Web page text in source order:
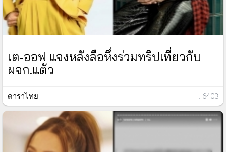
เต-ออฟ แจงหลังลือหึ่งร่วมทริปเที่ยวกับ
ผจก.แต้ว
ดาราไทย : 6403